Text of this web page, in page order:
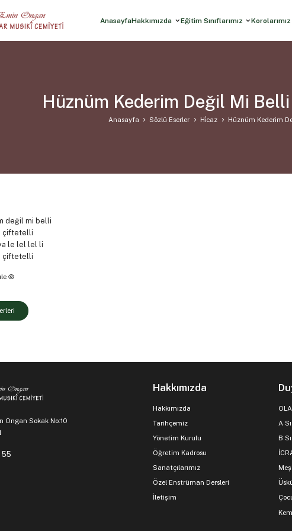
AnasayfaHakkımızda Eğitim Sınıflarımız Korolarımız
Hüznüm Kederim Değil Mi
Anasayfa Sözlü Eserler Hi̇caz Hüznüm Kederim
değil mi belli
çiftetelli
le lel lel li
çiftetelli
Ongan Sokak No:10
55
Hakkımızda
Hakkımızda
Tarihçemiz
Yönetim Kurulu
Öğretim Kadrosu
Sanatçılarımız
Özel Enstrüman Dersleri
İletişim
A
B